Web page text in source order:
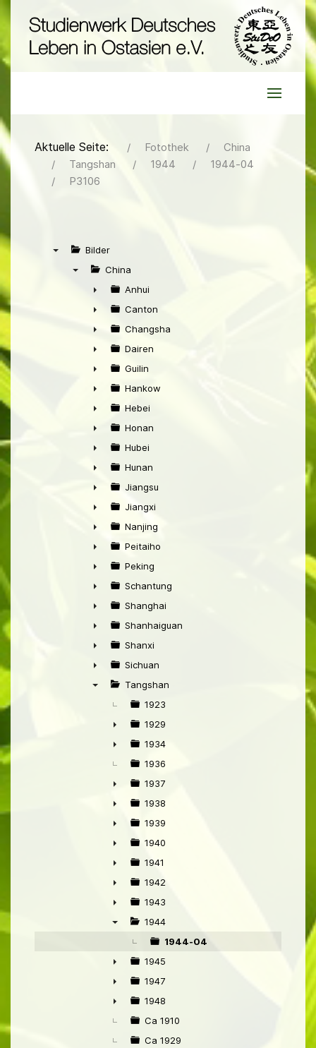
Aktuelle Seite: Fotothek
China
Tangshan
1944
1944-04
P3106
Bilder
China
►
Anhui
►
Canton
►
Changsha
►
Dairen
►
Guilin
►
Hankow
►
Hebei
►
Honan
►
Hubei
►
Hunan
►
Jiangsu
►
Jiangxi
►
Nanjing
►
Peitaiho
►
Peking
►
Schantung
►
Shanghai
►
Shanhaiguan
►
Shanxi
►
Sichuan
Tangshan
1923
►
1929
►
1934
1936
►
1937
►
1938
►
1939
►
1940
►
1941
►
1942
►
1943
1944
1944-04
►
1945
►
1947
►
1948
Ca 1910
Ca 1929